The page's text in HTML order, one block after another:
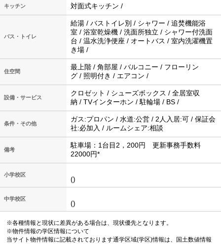
キッチン 対面式キッチン /
バス・トイレ
給湯 / バストイレ別 / シャワー / 追焚機能浴
室 / 浴室乾燥機 / 洗面所独立 / シャワー付洗面
台 / 温水洗浄便座 / オートバス / 室内洗濯機置
き場 /
住空間
最上階 / 角部屋 / バルコニー / フローリン
グ / 照明付き / エアコン /
設備・サービス
クロゼット / シューズボックス / 全居室収
納 / TVインターホン / 駐輪場 / BS /
条件・その他
ガス:プロパン / 水道:公営 / 2人入居:可 / 保証会
社:必加入 / ルームシェア:相談
備考
駐車場：1台目2，200円 更新事務手数料
22000円*
小学校区
()
中学校区
()
※各種情報と現状に差異がある場合は、現状優先となります。
※物件情報の学区情報について
当サイト物件情報に記載されております通学区域(学区)情報は、国土数値情報